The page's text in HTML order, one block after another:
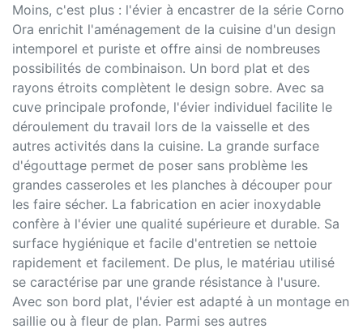
Moins, c'est plus : l'évier à encastrer de la série Corno
Ora enrichit l'aménagement de la cuisine d'un design
intemporel et puriste et offre ainsi de nombreuses
possibilités de combinaison. Un bord plat et des
rayons étroits complètent le design sobre. Avec sa
cuve principale profonde, l'évier individuel facilite le
déroulement du travail lors de la vaisselle et des
autres activités dans la cuisine. La grande surface
d'égouttage permet de poser sans problème les
grandes casseroles et les planches à découper pour
les faire sécher. La fabrication en acier inoxydable
confère à l'évier une qualité supérieure et durable. Sa
surface hygiénique et facile d'entretien se nettoie
rapidement et facilement. De plus, le matériau utilisé
se caractérise par une grande résistance à l'usure.
Avec son bord plat, l'évier est adapté à un montage en
saillie ou à fleur de plan. Parmi ses autres